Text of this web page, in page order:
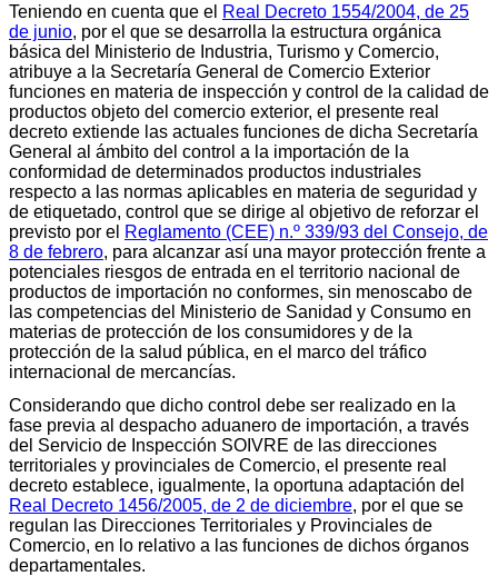
Teniendo en cuenta que el Real Decreto 1554/2004, de 25
de junio, por el que se desarrolla la estructura orgánica
básica del Ministerio de Industria, Turismo y Comercio,
atribuye a la Secretaría General de Comercio Exterior
funciones en materia de inspección y control de la calidad de
productos objeto del comercio exterior, el presente real
decreto extiende las actuales funciones de dicha Secretaría
General al ámbito del control a la importación de la
conformidad de determinados productos industriales
respecto a las normas aplicables en materia de seguridad y
de etiquetado, control que se dirige al objetivo de reforzar el
previsto por el Reglamento (CEE) n.º 339/93 del Consejo, de
8 de febrero, para alcanzar así una mayor protección frente a
potenciales riesgos de entrada en el territorio nacional de
productos de importación no conformes, sin menoscabo de
las competencias del Ministerio de Sanidad y Consumo en
materias de protección de los consumidores y de la
protección de la salud pública, en el marco del tráfico
internacional de mercancías.
Considerando que dicho control debe ser realizado en la
fase previa al despacho aduanero de importación, a través
del Servicio de Inspección SOIVRE de las direcciones
territoriales y provinciales de Comercio, el presente real
decreto establece, igualmente, la oportuna adaptación del
Real Decreto 1456/2005, de 2 de diciembre, por el que se
regulan las Direcciones Territoriales y Provinciales de
Comercio, en lo relativo a las funciones de dichos órganos
departamentales.